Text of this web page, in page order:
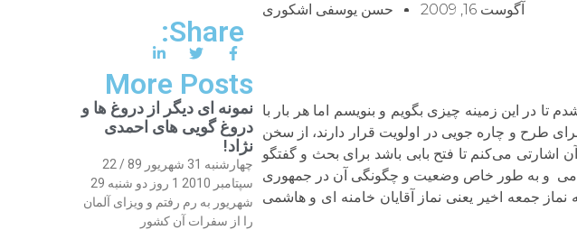
آگوست 16, 2009 حسن یوسفی اشکوری
در این زمینه چیزی بگویم و بنویسم اما هر بار با
طرح و چاره جویی در اولویت قرار دارند، از سخن
اشارتی می‌‌کنم تا فتح بابی باشد برای بحث و گفتگو
و به طور خاص وضعیت و چگونگی آن در جمهوری
جمعه اخیر یعنی نماز آقایان خامنه ای و هاشمی
Share:
More Posts
نمونه ای دیگر از دروغ ها و
دروغ گویی های احمدی
نژاد!
چهارشنبه 31 شهریور 89 / 22
سپتامبر 2010 1 روز دو شنبه 29
شهریور به رم رفتم و ویزای آلمان
را از سفرات آن کشور